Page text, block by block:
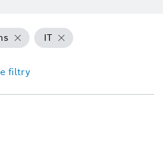
IT
filtry